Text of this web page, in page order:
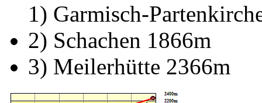
1) Garmisch-
2) Schachen 1866m
3) Meilerhütte 2366m